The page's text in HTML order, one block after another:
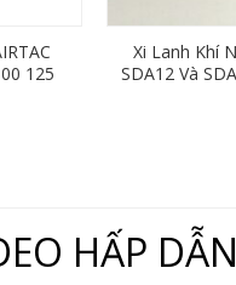
125
Xi Lanh Khí
SDA12 Và
HẤP DẪN